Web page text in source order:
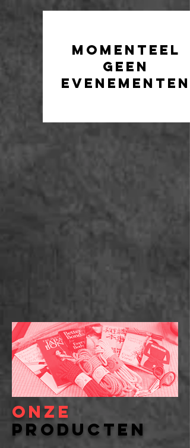
Momenteel
geen
evenementen
onzE
Producten